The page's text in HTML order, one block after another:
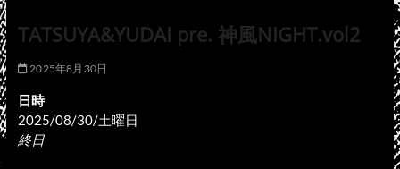
TATSUYA&YUDAI pre. 神風NIGHT.vol2
2025年8月30日
日時
2025/08/30/土曜日
終日